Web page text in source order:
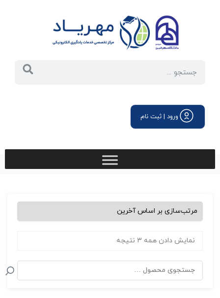
ورود | ثبت نام
نمایش دادن همه 3 نتیجه